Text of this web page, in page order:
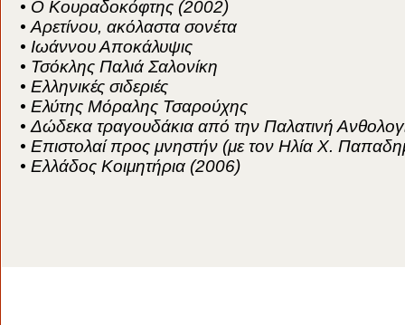
• Ο Κουραδοκόφτης (2002)
• Αρετίνου, ακόλαστα σονέτα
• Ιωάννου Αποκάλυψις
• Τσόκλης Παλιά Σαλονίκη
• Ελληνικές σιδεριές
• Ελύτης Μόραλης Τσαρούχης
• Δώδεκα τραγουδάκια από την Παλατινή
• Επιστολαί προς μνηστήν (με τον Ηλία Χ.
• Ελλάδος Κοιμητήρια (2006)